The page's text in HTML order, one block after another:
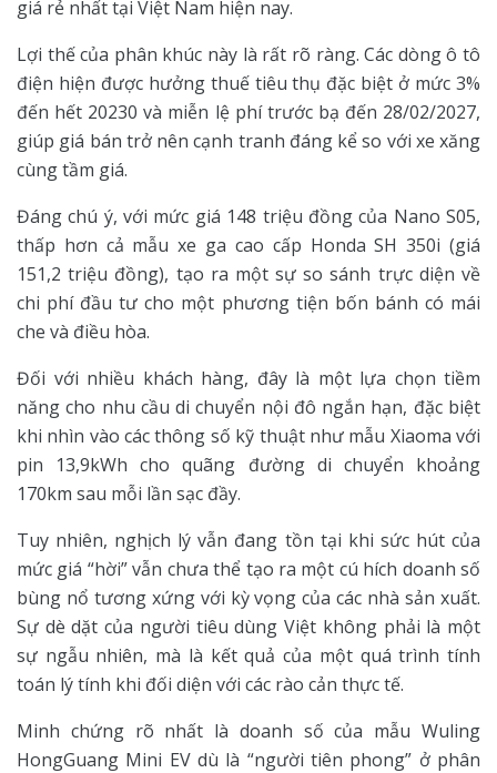
giá rẻ nhất tại Việt Nam hiện nay.
Lợi thế của phân khúc này là rất rõ ràng. Các dòng ô tô
điện hiện được hưởng thuế tiêu thụ đặc biệt ở mức 3%
đến hết 20230 và miễn lệ phí trước bạ đến 28/02/2027,
giúp giá bán trở nên cạnh tranh đáng kể so với xe xăng
cùng tầm giá.
Đáng chú ý, với mức giá 148 triệu đồng của Nano S05,
thấp hơn cả mẫu xe ga cao cấp Honda SH 350i (giá
151,2 triệu đồng), tạo ra một sự so sánh trực diện về
chi phí đầu tư cho một phương tiện bốn bánh có mái
che và điều hòa.
Đối với nhiều khách hàng, đây là một lựa chọn tiềm
năng cho nhu cầu di chuyển nội đô ngắn hạn, đặc biệt
khi nhìn vào các thông số kỹ thuật như mẫu Xiaoma với
pin 13,9kWh cho quãng đường di chuyển khoảng
170km sau mỗi lần sạc đầy.
Tuy nhiên, nghịch lý vẫn đang tồn tại khi sức hút của
mức giá “hời” vẫn chưa thể tạo ra một cú hích doanh số
bùng nổ tương xứng với kỳ vọng của các nhà sản xuất.
Sự dè dặt của người tiêu dùng Việt không phải là một
sự ngẫu nhiên, mà là kết quả của một quá trình tính
toán lý tính khi đối diện với các rào cản thực tế.
Minh chứng rõ nhất là doanh số của mẫu Wuling
HongGuang Mini EV dù là “người tiên phong” ở phân